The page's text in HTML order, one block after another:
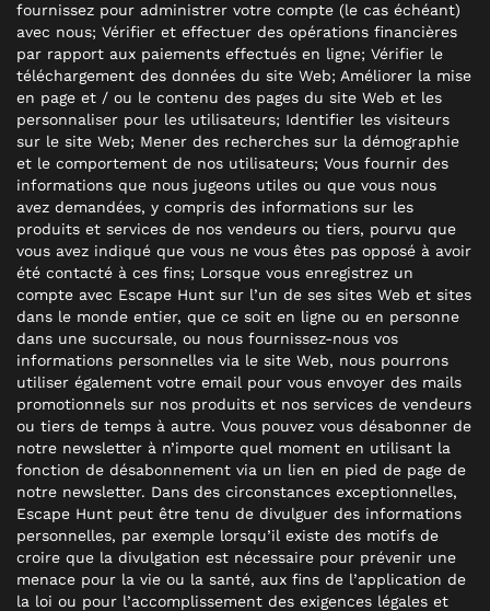
fournissez pour administrer votre compte (le cas échéant)
avec nous; Vérifier et effectuer des opérations financières
par rapport aux paiements effectués en ligne; Vérifier le
téléchargement des données du site Web; Améliorer la mise
en page et / ou le contenu des pages du site Web et les
personnaliser pour les utilisateurs; Identifier les visiteurs
sur le site Web; Mener des recherches sur la démographie
et le comportement de nos utilisateurs; Vous fournir des
informations que nous jugeons utiles ou que vous nous
avez demandées, y compris des informations sur les
produits et services de nos vendeurs ou tiers, pourvu que
vous avez indiqué que vous ne vous êtes pas opposé à avoir
été contacté à ces fins; Lorsque vous enregistrez un
compte avec Escape Hunt sur l’un de ses sites Web et sites
dans le monde entier, que ce soit en ligne ou en personne
dans une succursale, ou nous fournissez-nous vos
informations personnelles via le site Web, nous pourrons
utiliser également votre email pour vous envoyer des mails
promotionnels sur nos produits et nos services de vendeurs
ou tiers de temps à autre. Vous pouvez vous désabonner de
notre newsletter à n’importe quel moment en utilisant la
fonction de désabonnement via un lien en pied de page de
notre newsletter. Dans des circonstances exceptionnelles,
Escape Hunt peut être tenu de divulguer des informations
personnelles, par exemple lorsqu’il existe des motifs de
croire que la divulgation est nécessaire pour prévenir une
menace pour la vie ou la santé, aux fins de l’application de
la loi ou pour l’accomplissement des exigences légales et